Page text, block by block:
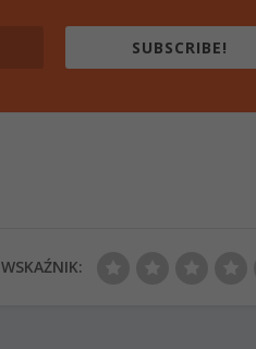
SUBSCRIBE!
WSKAŹNIK: